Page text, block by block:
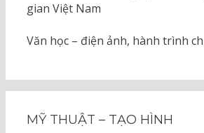
gian Việt Nam
Văn học – điện ảnh, hành trình
MỸ THUẬT – TẠO HÌNH